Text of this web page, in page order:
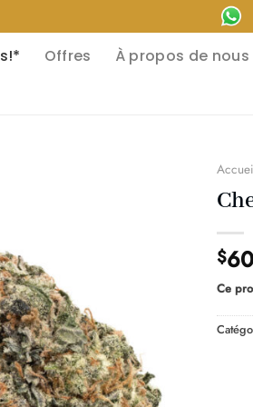
Offres À propos de nous
$
Ce